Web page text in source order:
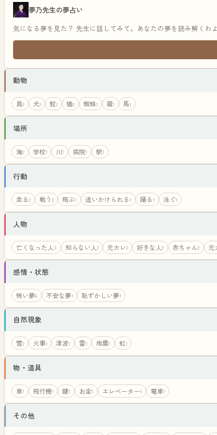
夢乃先生の夢占い
気になる夢を見た？ 先生に話してみて。あなたの夢を読み解くわよ
動物
鳥2 犬2 蛇2 猫2 蜘蛛1 龍1 馬1
場所
海2 学校1 川1 病院1 駅1
行動
走る2 戦う 2 飛ぶ1 追いかけられる1 踊る1 泳ぐ1
人物
亡くなった人3 知らない人2 元カレ2 好きな人2 赤ちゃん2 元
感情・状態
怖い夢6 不安な夢1 恥ずかしい夢1
自然現象
雪2 火事1 津波1 雷1 地震1 虹1
物・道具
車1 飛行機1 鍵1 お金1 エレベーター1 電車1
その他